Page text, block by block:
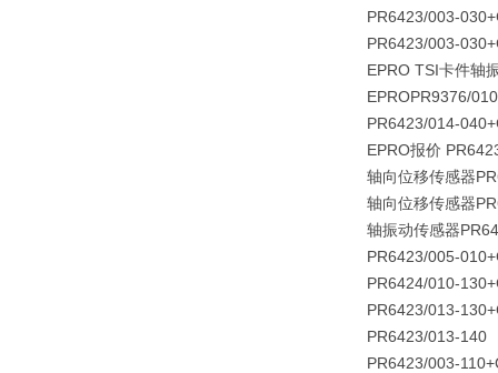
PR6423/003-
PR6423/003-
EPRO TSI卡件轴
EPROPR9376/
PR6423/014-
EPRO报价
轴向位移传感器
轴向位移传感器
轴振动传感器
PR6423/005-
PR6424/010-
PR6423/013-
PR6423/013-140
PR6423/003-